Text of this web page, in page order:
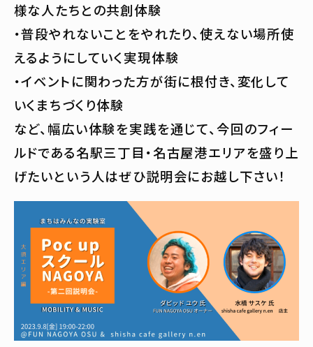
様な人たちとの共創体験
・普段やれないことをやれたり、使えない場所使
えるようにしていく実現体験
・イベントに関わった方が街に根付き、変化して
いくまちづくり体験
など、幅広い体験を実践を通じて、今回のフィー
ルドである名駅三丁目・名古屋港エリアを盛り上
げたいという人はぜひ説明会にお越し下さい！